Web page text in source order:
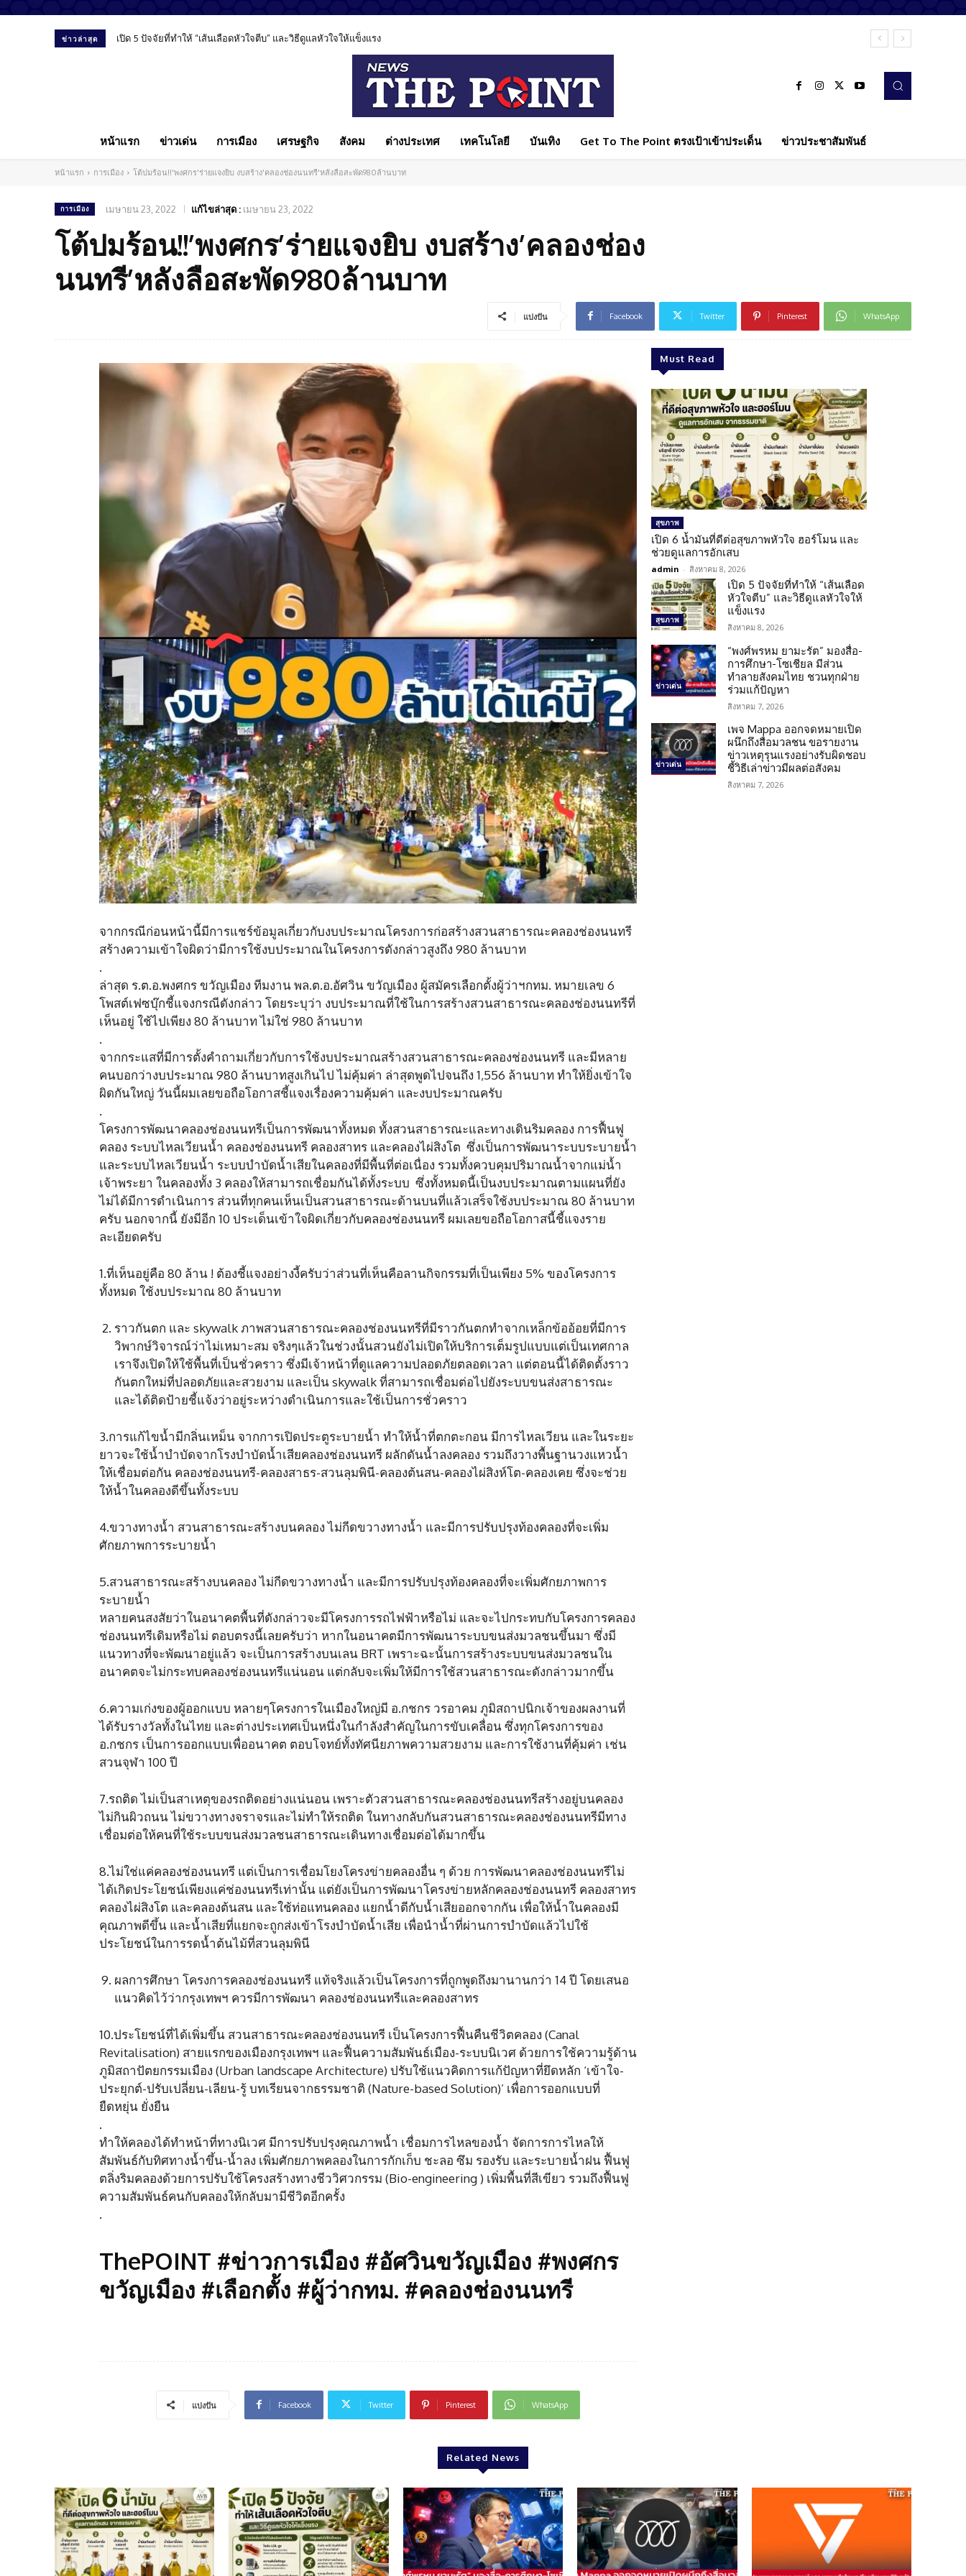
ข่าวล่าสุด “พงศ์พรหม ยามะรัต” มองสื่อ-การศึกษา-โซเชียล มีส่วนทำลายสังคมไทย ชวนทุกฝ่ายร่วมแก้ปัญหา
หน้าแรก ข่าวเด่น การเมือง เศรษฐกิจ สังคม ต่างประเทศ เทคโนโลยี บันเทิง Get To The Point ตรงเป้าเข้าประเด็น ข่าวประชาสัมพันธ์
หน้าแรก การเมือง โต้ปมร้อน!!'พงศกร'ร่ายแจงยิบ งบสร้าง'คลองช่องนนทรี'หลังลือสะพัด980ล้านบาท
การเมือง เมษายน 23, 2022 แก้ไขล่าสุด : เมษายน 23, 2022
โต้ปมร้อน!!’พงศกร’ร่ายแจงยิบ งบสร้าง’คลองช่อง
นนทรี’หลังลือสะพัด980ล้านบาท
แบ่งปัน Facebook Twitter Pinterest WhatsApp
จากกรณีก่อนหน้านี้มีการแชร์ข้อมูลเกี่ยวกับงบประมาณโครงการก่อสร้างสวนสาธารณะคลองช่องนนทรี
สร้างความเข้าใจผิดว่ามีการใช้งบประมาณในโครงการดังกล่าวสูงถึง 980 ล้านบาท
.
ล่าสุด ร.ต.อ.พงศกร ขวัญเมือง ทีมงาน พล.ต.อ.อัศวิน ขวัญเมือง ผู้สมัครเลือกตั้งผู้ว่าฯกทม. หมายเลข 6
โพสต์เฟซบุ๊กชี้แจงกรณีดังกล่าว โดยระบุว่า งบประมาณที่ใช้ในการสร้างสวนสาธารณะคลองช่องนนทรีที่
เห็นอยู่ ใช้ไปเพียง 80 ล้านบาท ไม่ใช่ 980 ล้านบาท
.
จากกระแสที่มีการตั้งคำถามเกี่ยวกับการใช้งบประมาณสร้างสวนสาธารณะคลองช่องนนทรี และมีหลาย
คนบอกว่างบประมาณ 980 ล้านบาทสูงเกินไป ไม่คุ้มค่า ล่าสุดพูดไปจนถึง 1,556 ล้านบาท ทำให้ยิ่งเข้าใจ
ผิดกันใหญ่ วันนี้ผมเลยขอถือโอกาสชี้แจงเรื่องความคุ้มค่า และงบประมาณครับ
.
โครงการพัฒนาคลองช่องนนทรีเป็นการพัฒนาทั้งหมด ทั้งสวนสาธารณะและทางเดินริมคลอง การฟื้นฟู
คลอง ระบบไหลเวียนน้ำ คลองช่องนนทรี คลองสาทร และคลองไผ่สิงโต ซึ่งเป็นการพัฒนาระบบระบายน้ำ
และระบบไหลเวียนน้ำ ระบบบำบัดน้ำเสียในคลองที่มีพื้นที่ต่อเนื่อง รวมทั้งควบคุมปริมาณน้ำจากแม่น้ำ
เจ้าพระยา ในคลองทั้ง 3 คลองให้สามารถเชื่อมกันได้ทั้งระบบ ซึ่งทั้งหมดนี้เป็นงบประมาณตามแผนที่ยัง
ไม่ได้มีการดำเนินการ ส่วนที่ทุกคนเห็นเป็นสวนสาธารณะด้านบนที่แล้วเสร็จใช้งบประมาณ 80 ล้านบาท
ครับ นอกจากนี้ ยังมีอีก 10 ประเด็นเข้าใจผิดเกี่ยวกับคลองช่องนนทรี ผมเลยขอถือโอกาสนี้ชี้แจงราย
ละเอียดครับ
1.ที่เห็นอยู่คือ 80 ล้าน​ ! ต้องชี้แจงอย่างงี้ครับว่าส่วนที่เห็นคือลานกิจกรรมที่เป็นเพียง 5% ของโครงการ
ทั้งหมด ใช้งบประมาณ 80 ล้านบาท
ราวกันตก และ skywalk ภาพสวนสาธารณะคลองช่องนนทรีที่มีราวกันตกทำจากเหล็กข้ออ้อยที่มีการ
วิพากษ์วิจารณ์ว่าไม่เหมาะสม จริงๆแล้วในช่วงนั้นสวนยังไม่เปิดให้บริการเต็มรูปแบบแต่เป็นเทศกาล
เราจึงเปิดให้ใช้พื้นที่เป็นชั่วคราว ซึ่งมีเจ้าหน้าที่ดูแลความปลอดภัยตลอดเวลา แต่ตอนนี้ได้ติดตั้งราว
กันตกใหม่ที่ปลอดภัยและสวยงาม และเป็น skywalk ที่สามารถเชื่อมต่อไปยังระบบขนส่งสาธารณะ
และได้ติดป้ายชี้แจ้งว่าอยู่ระหว่างดำเนินการและใช้เป็นการชั่วคราว
3.การแก้ไขน้ำมีกลิ่นเหม็น จากการเปิดประตูระบายน้ำ ทำให้น้ำที่ตกตะกอน มีการไหลเวียน และในระยะ
ยาวจะใช้น้ำบำบัดจากโรงบำบัดน้ำเสียคลองช่องนนทรี ผลักดันน้ำลงคลอง รวมถึงวางพื้นฐานวงแหวน้ำ
ให้เชื่อมต่อกัน คลองช่องนนทรี-คลองสาธร-สวนลุมพินี-คลองต้นสน-คลองไผ่สิงห์โต-คลองเคย ซึ่งจะช่วย
ให้น้ำในคลองดีขึ้นทั้งระบบ
4.ขวางทางน้ำ สวนสาธารณะสร้างบนคลอง ไม่กีดขวางทางน้ำ และมีการปรับปรุงท้องคลองที่จะเพิ่ม
ศักยภาพการระบายน้ำ
5.สวนสาธารณะสร้างบนคลอง ไม่กีดขวางทางน้ำ และมีการปรับปรุงท้องคลองที่จะเพิ่มศักยภาพการ
ระบายน้ำ
หลายคนสงสัยว่าในอนาคตพื้นที่ดังกล่าวจะมีโครงการรถไฟฟ้าหรือไม่ และจะไปกระทบกับโครงการคลอง
ช่องนนทรีเดิมหรือไม่ ตอบตรงนี้เลยครับว่า หากในอนาคตมีการพัฒนาระบบขนส่งมวลชนขึ้นมา ซึ่งมี
แนวทางที่จะพัฒนาอยู่แล้ว จะเป็นการสร้างบนเลน BRT เพราะฉะนั้นการสร้างระบบขนส่งมวลชนใน
อนาคตจะไม่กระทบคลองช่องนนทรีแน่นอน แต่กลับจะเพิ่มให้มีการใช้สวนสาธารณะดังกล่าวมากขึ้น
6.ความเก่งของผู้ออกแบบ หลายๆโครงการในเมืองใหญ่มี อ.กชกร วรอาคม ภูมิสถาปนิกเจ้าของผลงานที่
ได้รับรางวัลทั้งในไทย และต่างประเทศเป็นหนึ่งในกำลังสำคัญในการขับเคลื่อน ซึ่งทุกโครงการของ
อ.กชกร เป็นการออกแบบเพื่ออนาคต ตอบโจทย์ทั้งทัศนียภาพความสวยงาม และการใช้งานที่คุ้มค่า เช่น
สวนจุฬา 100 ปี
7.รถติด ไม่เป็นสาเหตุของรถติดอย่างแน่นอน เพราะตัวสวนสาธารณะคลองช่องนนทรีสร้างอยู่บนคลอง
ไม่กินผิวถนน ไม่ขวางทางจราจรและไม่ทำให้รถติด ในทางกลับกันสวนสาธารณะคลองช่องนนทรีมีทาง
เชื่อมต่อให้คนที่ใช้ระบบขนส่งมวลชนสาธารณะเดินทางเชื่อมต่อได้มากขึ้น
8.ไม่ใช่แค่คลองช่องนนทรี แต่เป็นการเชื่อมโยงโครงข่ายคลองอื่น ๆ ด้วย การพัฒนาคลองช่องนนทรีไม่
ได้เกิดประโยชน์เพียงแค่ช่องนนทรีเท่านั้น แต่ยังเป็นการพัฒนาโครงข่ายหลักคลองช่องนนทรี คลองสาทร
คลองไผ่สิงโต และคลองต้นสน และใช้ท่อแทนคลอง แยกน้ำดีกับน้ำเสียออกจากกัน เพื่อให้น้ำในคลองมี
คุณภาพดีขึ้น และน้ำเสียที่แยกจะถูกส่งเข้าโรงบำบัดน้ำเสีย เพื่อนำน้ำที่ผ่านการบำบัดแล้วไปใช้
ประโยชน์ในการรดน้ำต้นไม้ที่สวนลุมพินี
ผลการศึกษา โครงการคลองช่องนนทรี แท้จริงแล้วเป็นโครงการที่ถูกพูดถึงมานานกว่า 14 ปี โดยเสนอ
แนวคิดไว้ว่ากรุงเทพฯ ควรมีการพัฒนา คลองช่องนนทรีและคลองสาทร
10.ประโยชน์ที่ได้เพิ่มขึ้น สวนสาธารณะคลองช่องนนทรี เป็นโครงการฟื้นคืนชีวิตคลอง (Canal
Revitalisation) สายแรกของเมืองกรุงเทพฯ และฟื้นความสัมพันธ์เมือง-ระบบนิเวศ ด้วยการใช้ความรู้ด้าน
ภูมิสถาปัตยกรรมเมือง (Urban landscape Architecture) ปรับใช้แนวคิดการแก้ปัญหาที่ยึดหลัก ‘เข้าใจ-
ประยุกต์-ปรับเปลี่ยน-เลียน-รู้ บทเรียนจากธรรมชาติ (Nature-based Solution)’ เพื่อการออกแบบที่
ยืดหยุ่น ยั่งยืน
.
ทำให้คลองได้ทำหน้าที่ทางนิเวศ มีการปรับปรุงคุณภาพน้ำ เชื่อมการไหลของน้ำ จัดการการไหลให้
สัมพันธ์กับทิศทางน้ำขึ้น-น้ำลง เพิ่มศักยภาพคลองในการกักเก็บ ชะลอ ซึม รองรับ และระบายน้ำฝน ฟื้นฟู
ตลิ่งริมคลองด้วยการปรับใช้โครงสร้างทางชีววิศวกรรม (Bio-engineering ) เพิ่มพื้นที่สีเขียว รวมถึงฟื้นฟู
ความสัมพันธ์คนกับคลองให้กลับมามีชีวิตอีกครั้ง
.
ThePOINT #ข่าวการเมือง #อัศวินขวัญเมือง #พงศกร
ขวัญเมือง #เลือกตั้ง #ผู้ว่ากทม. #คลองช่องนนทรี
แบ่งปัน Facebook Twitter Pinterest WhatsApp
Must Read
สุขภาพ
เปิด 6 น้ำมันที่ดีต่อสุขภาพหัวใจ ฮอร์โมน และ
ช่วยดูแลการอักเสบ
admin - สิงหาคม 8, 2026
สุขภาพ
เปิด 5 ปัจจัยที่ทำให้ “เส้นเลือด
หัวใจตีบ” และวิธีดูแลหัวใจให้
แข็งแรง
สิงหาคม 8, 2026
ข่าวเด่น
“พงศ์พรหม ยามะรัต” มองสื่อ-
การศึกษา-โซเชียล มีส่วน
ทำลายสังคมไทย ชวนทุกฝ่าย
ร่วมแก้ปัญหา
สิงหาคม 7, 2026
ข่าวเด่น
เพจ Mappa ออกจดหมายเปิด
ผนึกถึงสื่อมวลชน ขอรายงาน
ข่าวเหตุรุนแรงอย่างรับผิดชอบ
ชี้วิธีเล่าข่าวมีผลต่อสังคม
สิงหาคม 7, 2026
Related News